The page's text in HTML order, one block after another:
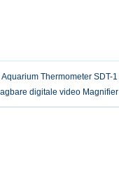
Thermometer SDT-1
digitale video Magnifier